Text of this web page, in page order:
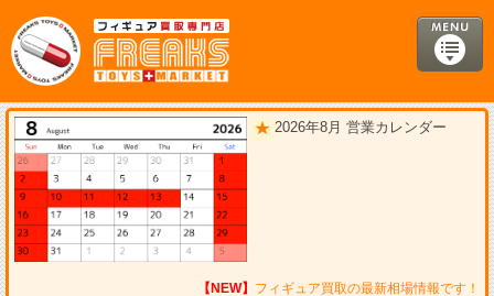
2026年8月 営業カレンダー
【NEW】 フィギュア買取の最新相場情報です！